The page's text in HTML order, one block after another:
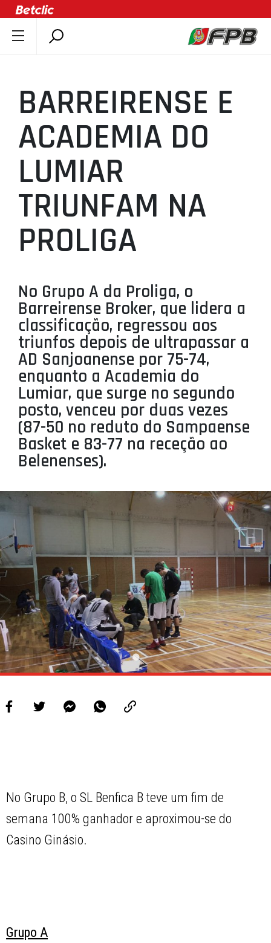
ÚLTIMAS
COMPETIÇÕES
ASSOCIAÇÕES
CLUBES
AGENTES
AGENDA
SELEÇÕES
MINIBASQUETE
PROJETOS
LIGA BETCLIC MASCULINA
LIGA BETCLIC FEMININA
BARREIRENSE E
ACADEMIA DO
LUMIAR
TRIUNFAM NA
PROLIGA
No Grupo A da Proliga, o
Barreirense Broker, que lidera a
classificação, regressou aos
triunfos depois de ultrapassar a
AD Sanjoanense por 75-74,
enquanto a Academia do
Lumiar, que surge no segundo
posto, venceu por duas vezes
(87-50 no reduto do Sampaense
Basket e 83-77 na receção ao
Belenenses).
No Grupo B, o SL Benfica B teve um fim de
semana 100% ganhador e aproximou-se do
Casino Ginásio.
Grupo A